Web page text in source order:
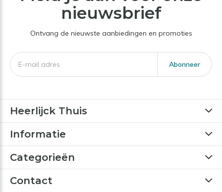
nieuwsbrief
Ontvang de nieuwste aanbiedingen en promoties
Abonneer
Heerlijck Thuis
Informatie
Categorieën
Contact